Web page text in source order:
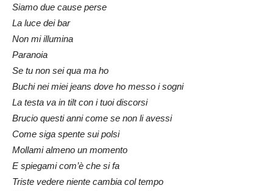
Siamo due cause perse
La luce dei bar
Non mi illumina
Paranoia
Se tu non sei qua ma ho
Buchi nei miei jeans dove ho messo i sogni
La testa va in tilt con i tuoi discorsi
Brucio questi anni come se non li avessi
Come siga spente sui polsi
Mollami almeno un momento
E spiegami com’è che si fa
Triste vedere niente cambia col tempo